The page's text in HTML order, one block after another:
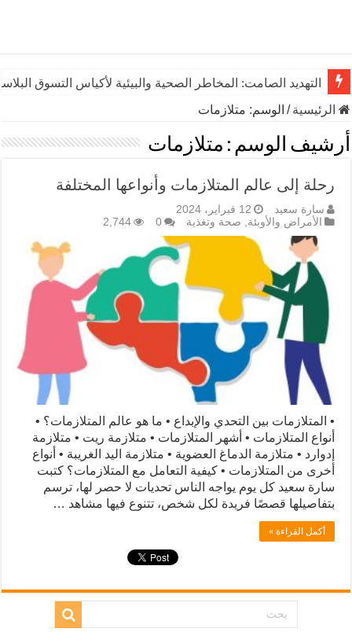
التهديد الصامت: المخاطر الصحية والبيئية لأكياس التسوق
الرئيسية/ الوسم: متلازمات
أرشيف الوسم : متلازمات
رحلة إلى عالم المتلازمات وأنواعها المختلفة
سارة سعيد
12 فبراير، 2024
الأمراض والأوبئة, صحة وتغذية 0
2,744
• المتلازمات بين التحدي والإبداع • ما هو عالم المتلازمات؟ •
أنواع المتلازمات • أشهر المتلازمات • متلازمة ريت • متلازمة
إدوارد • متلازمة الدماغ العضوية • متلازمة اليد الغريبة • أنواع
أخرى من المتلازمات • كيفية التعامل مع المتلازمات؟ كتبت
سارة سعيد كل يوم يواجه الناس تحديات لا حصر لها، ترسم
بتفاصيلها قصصًا فريدة لكل شخص، تتنوع فيها مشاهد …
أكمل القراءة »